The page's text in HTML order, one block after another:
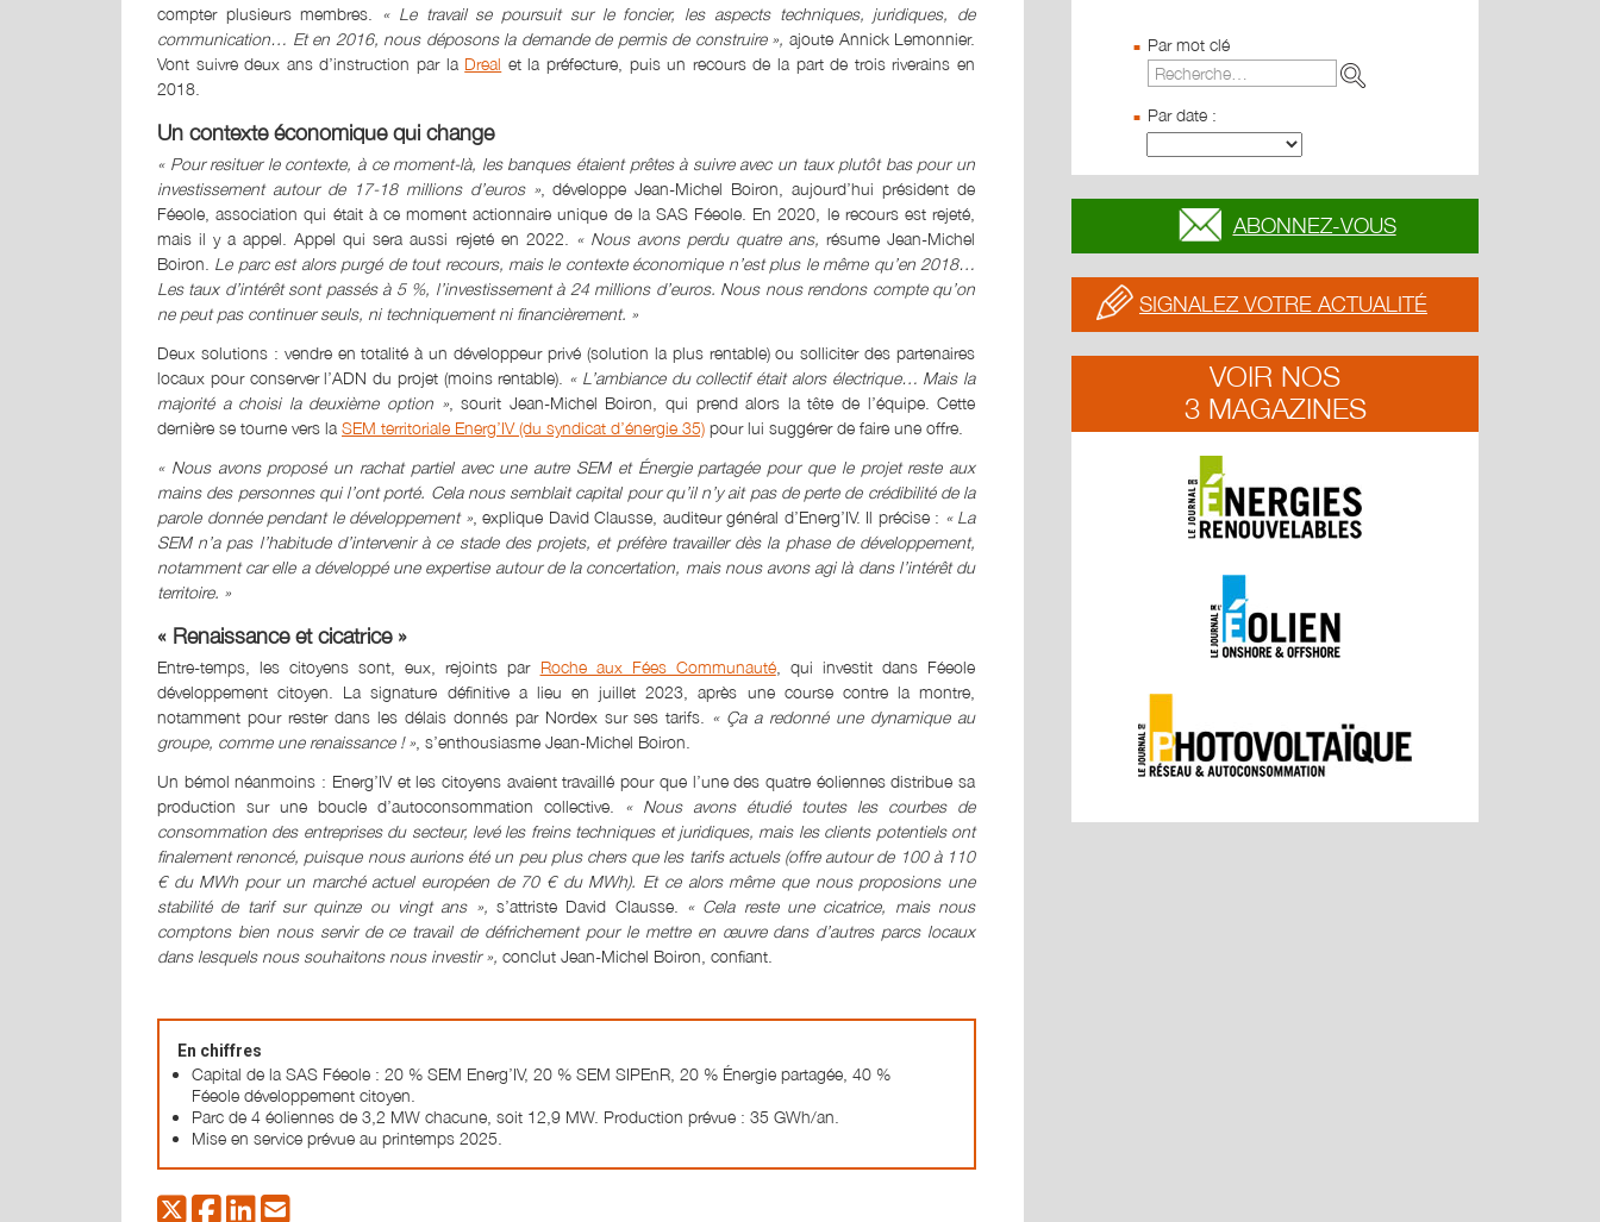
compter plusieurs membres. « Le travail se poursuit sur le foncier, les aspects techniques, juridiques, de
communication… Et en 2016, nous déposons la demande de permis de construire », ajoute Annick Lemonnier.
Vont suivre deux ans d’instruction par la Dreal et la préfecture, puis un recours de la part de trois riverains en
2018.
Un contexte économique qui change
« Pour resituer le contexte, à ce moment-là, les banques étaient prêtes à suivre avec un taux plutôt bas pour un
investissement autour de 17-18 millions d’euros », développe Jean-Michel Boiron, aujourd’hui président de
Féeole, association qui était à ce moment actionnaire unique de la SAS Féeole. En 2020, le recours est rejeté,
mais il y a appel. Appel qui sera aussi rejeté en 2022. « Nous avons perdu quatre ans,résume Jean-Michel
Boiron. Le parc est alors purgé de tout recours, mais le contexte économique n’est plus le même qu’en 2018…
Les taux d’intérêt sont passés à 5 %, l’investissement à 24 millions d’euros. Nous nous rendons compte qu’on
ne peut pas continuer seuls, ni techniquement ni financièrement. »
Deux solutions : vendre en totalité à un développeur privé (solution la plus rentable) ou solliciter des partenaires
locaux pour conserver l’ADN du projet (moins rentable). « L’ambiance du collectif était alors électrique… Mais la
majorité a choisi la deuxième option », sourit Jean-Michel Boiron, qui prend alors la tête de l’équipe. Cette
dernière se tourne vers la SEM territoriale Energ’IV (du syndicat d’énergie 35) pour lui suggérer de faire une offre.
« Nous avons proposé un rachat partiel avec une autre SEM et Énergie partagée pour que le projet reste aux
mains des personnes qui l’ont porté. Cela nous semblait capital pour qu’il n’y ait pas de perte de crédibilité de la
parole donnée pendant le développement », explique David Clausse, auditeur général d’Energ’IV. Il précise : « La
SEM n’a pas l’habitude d’intervenir à ce stade des projets, et préfère travailler dès la phase de développement,
notamment car elle a développé une expertise autour de la concertation, mais nous avons agi là dans l’intérêt du
territoire. »
« Renaissance et cicatrice »
Entre-temps, les citoyens sont, eux, rejoints par Roche aux Fées Communauté, qui investit dans Féeole
développement citoyen. La signature définitive a lieu en juillet 2023, après une course contre la montre,
notamment pour rester dans les délais donnés par Nordex sur ses tarifs. « Ça a redonné une dynamique au
groupe, comme une renaissance ! » , s’enthousiasme Jean-Michel Boiron.
Un bémol néanmoins : Energ’IV et les citoyens avaient travaillé pour que l’une des quatre éoliennes distribue sa
production sur une boucle d’autoconsommation collective. « Nous avons étudié toutes les courbes de
consommation des entreprises du secteur, levé les freins techniques et juridiques, mais les clients potentiels ont
finalement renoncé, puisque nous aurions été un peu plus chers que les tarifs actuels (offre autour de 100 à 110
€ du MWh pour un marché actuel européen de 70 € du MWh). Et ce alors même que nous proposions une
stabilité de tarif sur quinze ou vingt ans »,s’attriste David Clausse.
« Cela reste une cicatrice, mais nous
comptons bien nous servir de ce travail de défrichement pour le mettre en œuvre dans d’autres parcs locaux
dans lesquels nous souhaitons nous investir », conclut Jean-Michel Boiron, confiant.
En chiffres
Capital de la SAS Féeole : 20 % SEM Energ’IV, 20 % SEM SIPEnR, 20 % Énergie partagée, 40 %
Féeole développement citoyen.
Parc de 4 éoliennes de 3,2 MW chacune, soit 12,9 MW. Production prévue : 35 GWh/an.
Mise en service prévue au printemps 2025.
Par mot clé
Par date :
ABONNEZ-VOUS
SIGNALEZ VOTRE ACTUALITÉ
VOIR NOS
3 MAGAZINES